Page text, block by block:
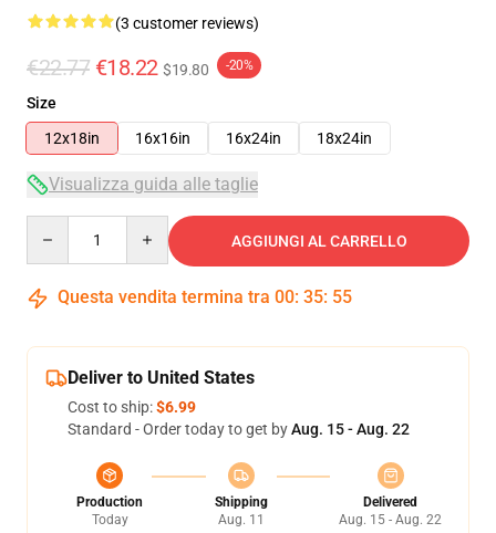
(3 customer reviews)
€22.77 €18.22 $19.80 -20%
Size
12x18in
16x16in 16x24in 18x24in
Visualizza guida alle taglie
AGGIUNGI AL CARRELLO
Questa vendita termina tra 00: 35: 54
Deliver to United States
Cost to ship:$6.99
Standard - Order today to get byAug. 15 - Aug. 22
Production
Today
Shipping
Aug. 11
Delivered
Aug. 15 - Aug. 22